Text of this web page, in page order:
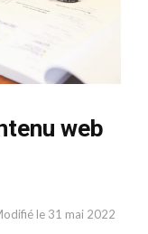
web
le 31 mai 2022